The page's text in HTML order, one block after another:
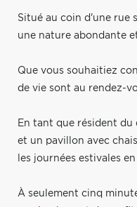
Situé au coin d'une rue
une nature abondante
Que vous souhaitiez
de vie sont au rendez-
En tant que résident du
et un pavillon avec
les journées estivales
À seulement cinq